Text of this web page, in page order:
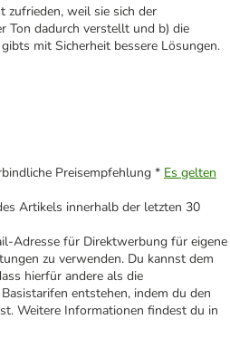
zufrieden, weil sie sich der
Ton dadurch verstellt und b) die
mit Sicherheit bessere Lösungen.
Preisempfehlung * Es gelten
Artikels innerhalb der letzten 30
Adresse für Direktwerbung für eigene
zu verwenden. Du kannst dem
hierfür andere als die
entstehen, indem du den
Weitere Informationen findest du in